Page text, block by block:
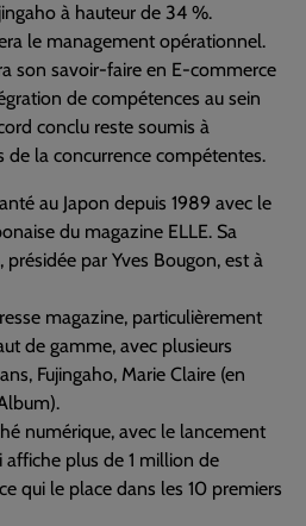
à hauteur de 34 %.
le management opérationnel.
son savoir-faire en E-commerce
de compétences au sein
conclu reste soumis à
de la concurrence compétentes.
au Japon depuis 1989 avec le
du magazine ELLE. Sa
par Yves Bougon, est à
magazine, particulièrement
de gamme, avec plusieurs
Fujingaho, Marie Claire (en
numérique, avec le lancement
affiche plus de 1 million de
qui le place dans les 10 premiers